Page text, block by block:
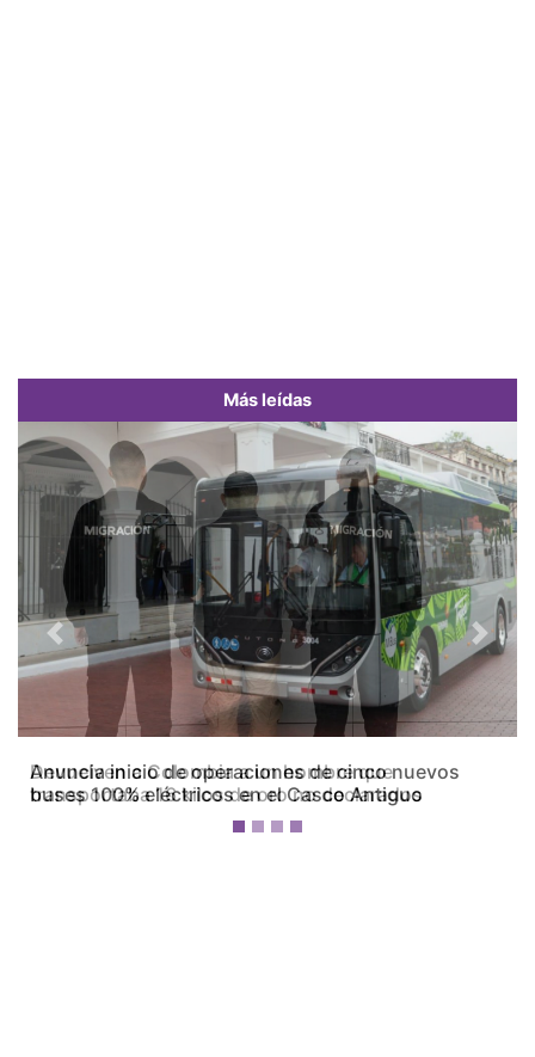
Más leídas
Devuelven a Colombia a un hombre que
transportaba 16 kilos de oro no declarados
Previous Next